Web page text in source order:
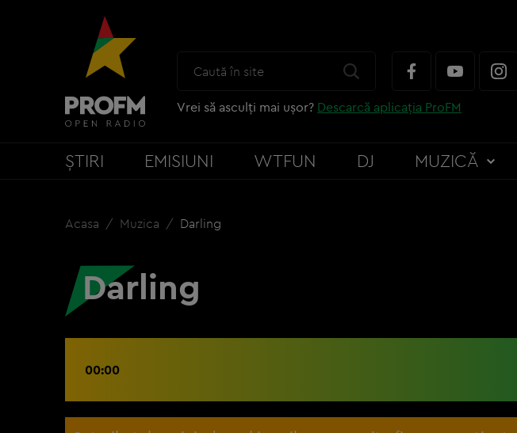
Vrei să asculți mai ușor? Descarcă aplicația ProFM
ȘTIRI EMISIUNI WTFUN DJ MUZICĂ
Acasa Muzica Darling
Darling
00:00